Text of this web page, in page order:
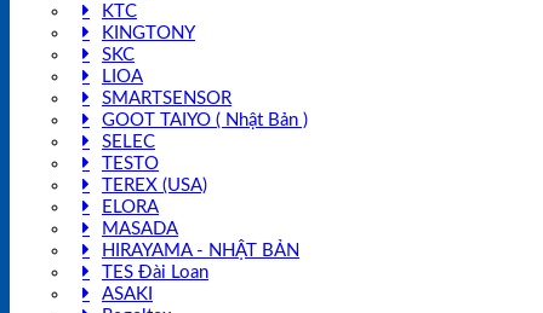
KTC
KINGTONY
SKC
LIOA
SMARTSENSOR
GOOT TAIYO ( Nhật Bản )
SELEC
TESTO
TEREX (USA)
ELORA
MASADA
HIRAYAMA - NHẬT BẢN
TES Đài Loan
ASAKI